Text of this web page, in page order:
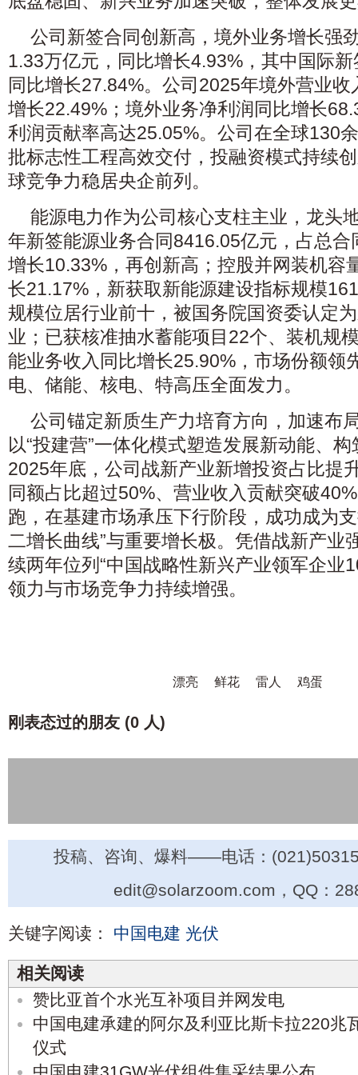
公司新签合同创新高，境外业务增长强
1.33万亿元，同比增长4.93%，其中国际
同比增长27.84%。公司2025年境外营业
增长22.49%；境外业务净利润同比增长
利润贡献率高达25.05%。公司在全球130
批标志性工程高效交付，投融资模式持续
球竞争力稳居央企前列。
能源电力作为公司核心支柱主业，龙头
年新签能源业务合同8416.05亿元，占总
增长10.33%，再创新高；控股并网装机容
长21.17%，新获取新能源建设指标规模
规模位居行业前十，被国务院国资委认定
业；已获核准抽水蓄能项目22个、装机规
能业务收入同比增长25.90%，市场份额领
电、储能、核电、特高压全面发力。
公司锚定新质生产力培育方向，加速布
以“投建营”一体化模式塑造发展新动能、
2025年底，公司战新产业新增投资占比提
同额占比超过50%、营业收入贡献突破
跑，在基建市场承压下行阶段，成功成为
二增长曲线”与重要增长极。凭借战新产业
续两年位列“中国战略性新兴产业领军企业
领力与市场竞争力持续增强。
漂亮 鲜花 雷人 鸡蛋
刚表态过的朋友 (0 人)
投稿、咨询、爆料——电话：
edit@solarzoom.com，QQ：
关键字阅读： 中国电建 光伏
相关阅读
赞比亚首个水光互补项目并网发电
中国电建承建的阿尔及利亚比斯卡拉220兆
仪式